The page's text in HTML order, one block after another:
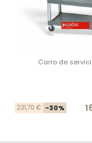
Carro de
231,70 € -30%